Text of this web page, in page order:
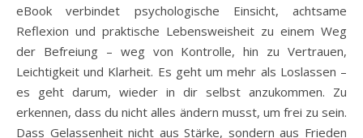
eBook verbindet psychologische Einsicht, achtsame
Reflexion und praktische Lebensweisheit zu einem Weg
der Befreiung – weg von Kontrolle, hin zu Vertrauen,
Leichtigkeit und Klarheit. Es geht um mehr als Loslassen –
es geht darum, wieder in dir selbst anzukommen. Zu
erkennen, dass du nicht alles ändern musst, um frei zu sein.
Dass Gelassenheit nicht aus Stärke, sondern aus Frieden